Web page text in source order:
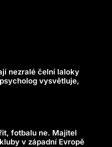
nezralé čelní laloky
vysvětluje,
fotbalu ne. Majitel
v západní Evropě